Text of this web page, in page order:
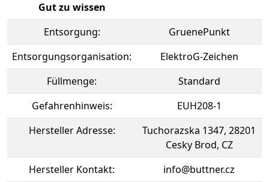
Gut zu wissen
Entsorgung:
GruenePunkt
Entsorgungsorganisation:
ElektroG-Zeichen
Füllmenge:
Standard
Gefahrenhinweis:
EUH208-1
Hersteller Adresse:
Tuchorazska 1347, 28201
Cesky Brod, CZ
Hersteller Kontakt:
info@buttner.cz